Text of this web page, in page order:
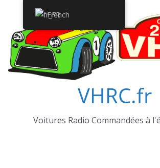
contenu
VHRC.fr
Voitures Radio Commandées à
French